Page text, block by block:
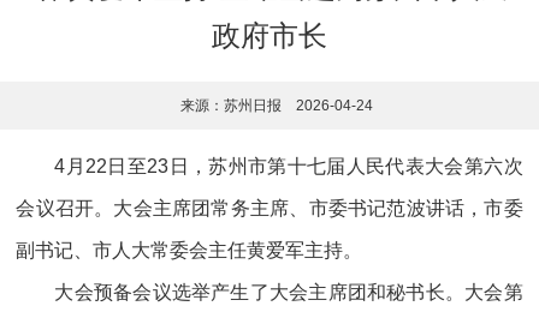
政府市长
来源：苏州日报 2026-04-24
4月22日至23日，苏州市第十七届人民代表大会第六次
会议召开。大会主席团常务主席、市委书记范波讲话，市委
副书记、市人大常委会主任黄爱军主持。
大会预备会议选举产生了大会主席团和秘书长。大会第